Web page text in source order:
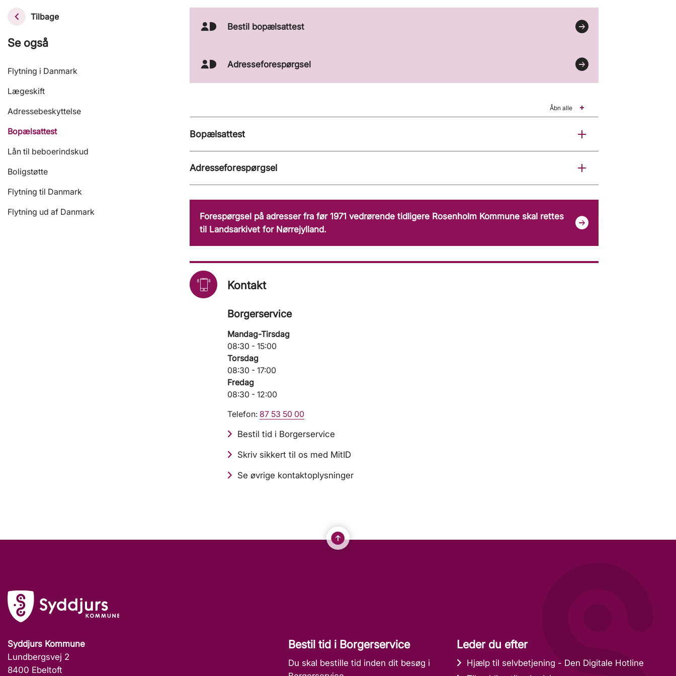
Tilbage
Se også
Flytning i Danmark
Lægeskift
Adressebeskyttelse
Bopælsattest
Lån til beboerindskud
Boligstøtte
Flytning til Danmark
Flytning ud af Danmark
Bestil bopælsattest
Adresseforespørgsel
Åbn alle
Bopælsattest
Adresseforespørgsel
Forespørgsel på adresser fra før 1971 vedrørende tidligere Rosenholm Kommune skal rettes
til Landsarkivet for Nørrejylland.
Kontakt
Borgerservice
Mandag-Tirsdag
08:30 - 15:00
Torsdag
08:30 - 17:00
Fredag
08:30 - 12:00
Telefon: 87 53 50 00
Bestil tid i Borgerservice
Skriv sikkert til os med MitID
Se øvrige kontaktoplysninger
Syddjurs Kommune
Lundbergsvej 2
8400 Ebeltoft
Bestil tid i Borgerservice
Du skal bestille tid inden dit besøg i
Leder du efter
Hjælp til selvbetjening - Den Digitale Hotline